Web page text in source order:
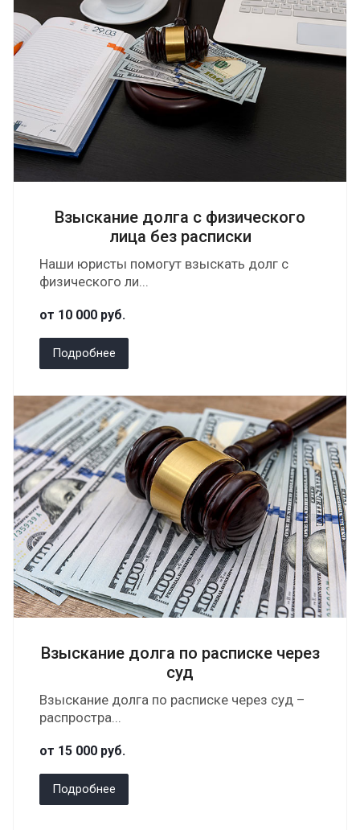
Взыскание долга с физического
лица без расписки
Наши юристы помогут взыскать долг с
физического ли...
от 10 000 руб.
Подробнее
Взыскание долга по расписке через
суд
Взыскание долга по расписке через суд –
распростра...
от 15 000 руб.
Подробнее